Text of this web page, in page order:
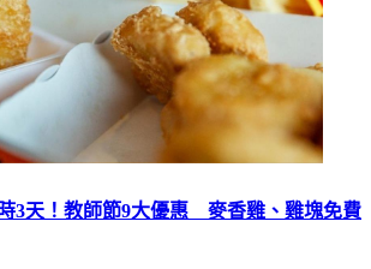
3天！教師節9大優惠 麥香雞、雞塊免費